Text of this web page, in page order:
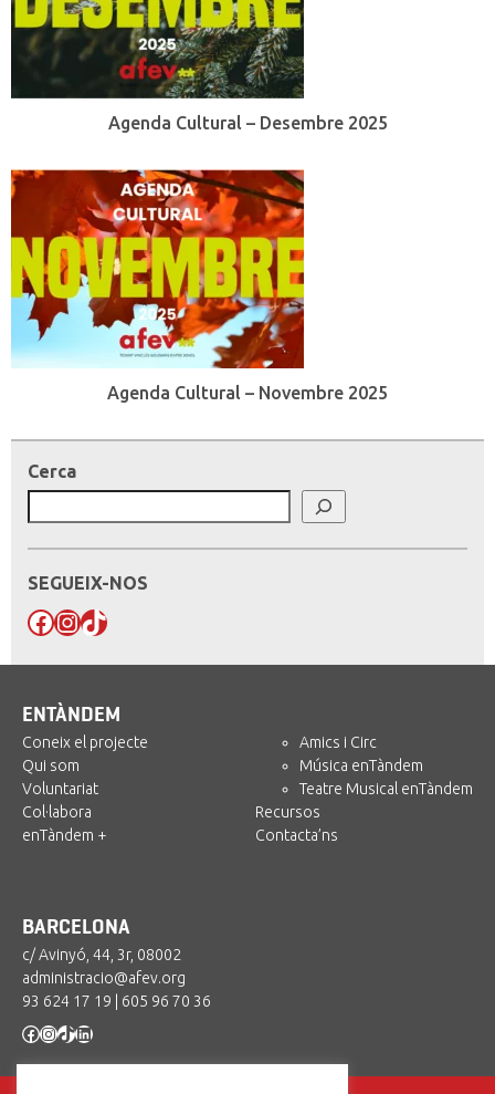
Agenda Cultural – Desembre 2025
Agenda Cultural – Novembre 2025
Cerca
SEGUEIX-NOS
Facebook
Instagram
TikTok
ENTÀNDEM
Coneix el projecte
Qui som
Voluntariat
Col·labora
enTàndem +
Amics i Circ
Música enTàndem
Teatre Musical enTàndem
Recursos
Contacta’ns
BARCELONA
c/ Avinyó, 44, 3r, 08002
administracio@afev.org
93 624 17 19
605 96 70 36
Facebook
Instagram
TikTok
LinkedIn